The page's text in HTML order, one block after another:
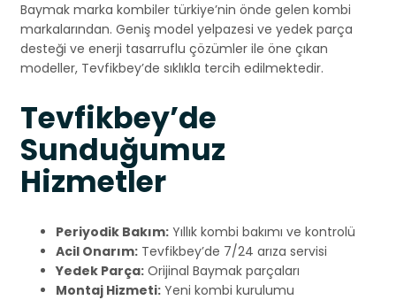
Baymak marka kombiler türkiye’nin önde gelen kombi
markalarından. Geniş model yelpazesi ve yedek parça
desteği ve enerji tasarruflu çözümler ile öne çıkan
modeller, Tevfikbey’de sıklıkla tercih edilmektedir.
Tevfikbey’de
Sunduğumuz
Hizmetler
Periyodik Bakım: Yıllık kombi bakımı ve kontrolü
Acil Onarım: Tevfikbey’de 7/24 arıza servisi
Yedek Parça: Orijinal Baymak parçaları
Montaj Hizmeti: Yeni kombi kurulumu